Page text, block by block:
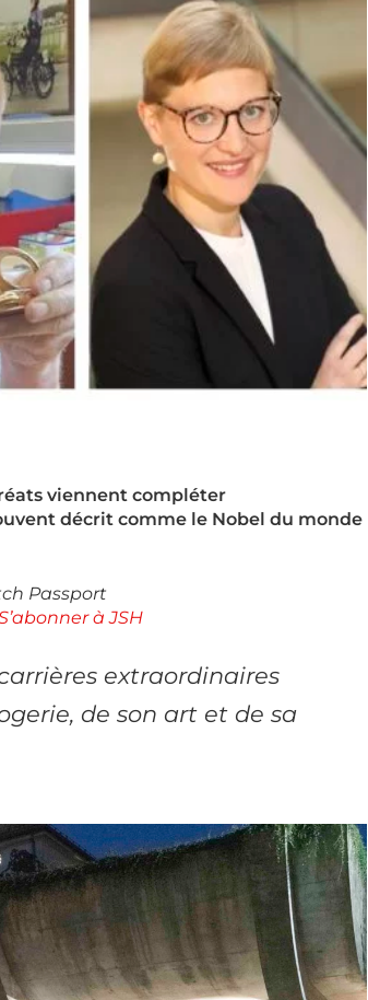
viennent compléter
décrit comme le Nobel du monde
Passport
à JSH
extraordinaires
de son art et de sa